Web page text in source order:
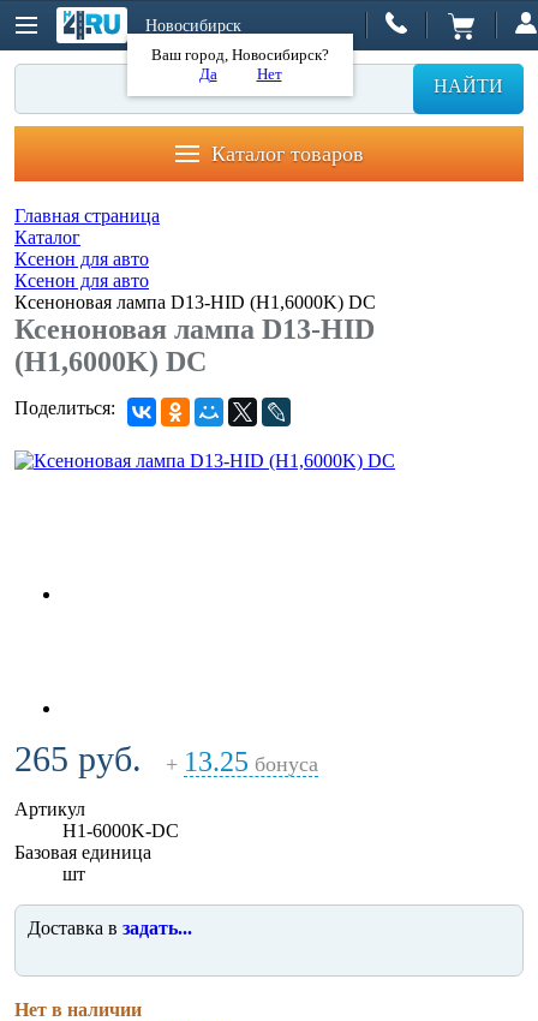
Новосибирск
Ваш город, Новосибирск?
Да
Нет
НАЙТИ
Каталог товаров
Главная страница
Каталог
Ксенон для авто
Ксенон для авто
Ксеноновая лампа D13-HID (H1,6000K) DC
Ксеноновая лампа D13-HID
(H1,6000K) DC
Поделиться:
265 руб. + 13.25 бонуса
Артикул
H1-6000K-DC
Базовая единица
шт
Доставка в задать...
Нет в наличии